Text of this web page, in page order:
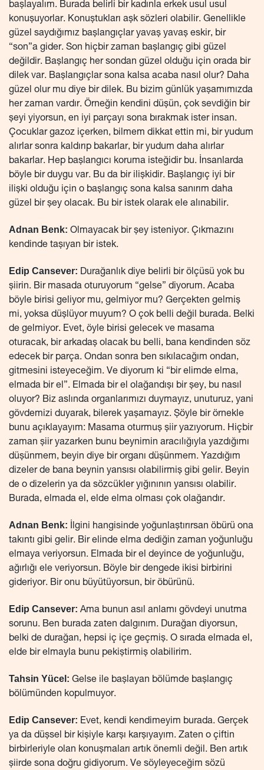
başlayalım. Burada belirli bir kadınla erkek usul usul
konuşuyorlar. Konuştukları aşk sözleri olabilir. Genellikle
güzel saydığımız başlangıçlar yavaş yavaş eskir, bir
“son”a gider. Son hiçbir zaman başlangıç gibi güzel
değildir. Başlangıç her sondan güzel olduğu için orada bir
dilek var. Başlangıçlar sona kalsa acaba nasıl olur? Daha
güzel olur mu diye bir dilek. Bu bizim günlük yaşamımızda
her zaman vardır. Örneğin kendini düşün, çok sevdiğin bir
şeyi yiyorsun, en iyi parçayı sona bırakmak ister insan.
Çocuklar gazoz içerken, bilmem dikkat ettin mi, bir yudum
alırlar sonra kaldırıp bakarlar, bir yudum daha alırlar
bakarlar. Hep başlangıcı koruma isteğidir bu. İnsanlarda
böyle bir duygu var. Bu da bir ilişkidir. Başlangıç iyi bir
ilişki olduğu için o başlangıç sona kalsa sanırım daha
güzel bir şey olacak. Bu bir istek olarak ele alınabilir.
Adnan Benk: Olmayacak bir şey isteniyor. Çıkmazını
kendinde taşıyan bir istek.
Edip Cansever: Durağanlık diye belirli bir ölçüsü yok bu
şiirin. Bir masada oturuyorum “gelse” diyorum. Acaba
böyle birisi geliyor mu, gelmiyor mu? Gerçekten gelmiş
mi, yoksa düşlüyor muyum? O çok belli değil burada. Belki
de gelmiyor. Evet, öyle birisi gelecek ve masama
oturacak, bir arkadaş olacak bu belli, bana kendinden söz
edecek bir parça. Ondan sonra ben sıkılacağım ondan,
gitmesini isteyeceğim. Ve diyorum ki “bir elimde elma,
elmada bir el”. Elmada bir el olağandışı bir şey, bu nasıl
oluyor? Biz aslında organlarımızı duymayız, unuturuz, yani
gövdemizi duyarak, bilerek yaşamayız. Şöyle bir örnekle
bunu açıklayayım: Masama oturmuş şiir yazıyorum. Hiçbir
zaman şiir yazarken bunu beynimin aracılığıyla yazdığımı
düşünmem, beyin diye bir organı düşünmem. Yazdığım
dizeler de bana beynin yansısı olabilirmiş gibi gelir. Beyin
de o dizelerin ya da sözcükler yığınının yansısı olabilir.
Burada, elmada el, elde elma olması çok olağandır.
Adnan Benk: İlgini hangisinde yoğunlaştırırsan öbürü ona
takıntı gibi gelir. Bir elinde elma dediğin zaman yoğunluğu
elmaya veriyorsun. Elmada bir el deyince de yoğunluğu,
ağırlığı ele veriyorsun. Böyle bir dengede ikisi birbirini
gideriyor. Bir onu büyütüyorsun, bir öbürünü.
Edip Cansever: Ama bunun asıl anlamı gövdeyi unutma
sorunu. Ben burada zaten dalgınım. Durağan diyorsun,
belki de durağan, hepsi iç içe geçmiş. O sırada elmada el,
elde bir elmayla bunu pekiştirmiş olabilirim.
Tahsin Yücel: Gelse ile başlayan bölümde başlangıç
bölümünden kopulmuyor.
Edip Cansever: Evet, kendi kendimeyim burada. Gerçek
ya da düşsel bir kişiyle karşı karşıyayım. Zaten o çiftin
birbirleriyle olan konuşmaları artık önemli değil. Ben artık
şiirde sona doğru gidiyorum. Ve söyleyeceğim sözü